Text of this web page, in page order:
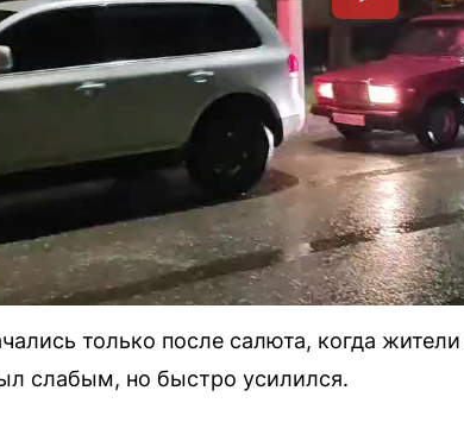
только после салюта, когда
слабым, но быстро усилился.